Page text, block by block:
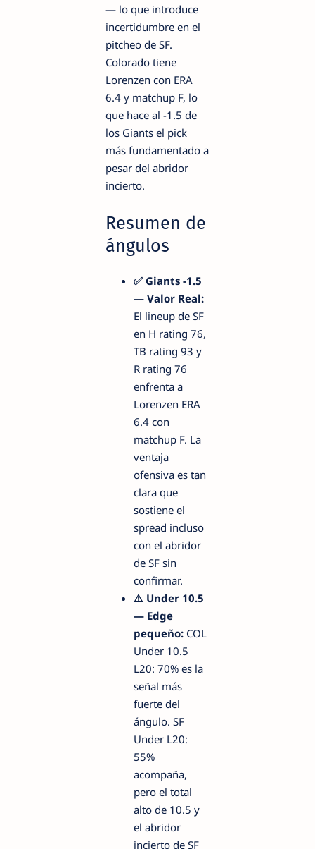
— lo que introduce
incertidumbre en el
pitcheo de SF.
Colorado tiene
Lorenzen con ERA
6.4 y matchup F, lo
que hace al -1.5 de
los Giants el pick
más fundamentado a
pesar del abridor
incierto.
Resumen de
ángulos
✅ Giants -1.5
— Valor Real:
El lineup de SF
en H rating 76,
TB rating 93 y
R rating 76
enfrenta a
Lorenzen ERA
6.4 con
matchup F. La
ventaja
ofensiva es tan
clara que
sostiene el
spread incluso
con el abridor
de SF sin
confirmar.
⚠️ Under 10.5
— Edge
pequeño: COL
Under 10.5
L20: 70% es la
señal más
fuerte del
ángulo. SF
Under L20:
55%
acompaña,
pero el total
alto de 10.5 y
el abridor
incierto de SF